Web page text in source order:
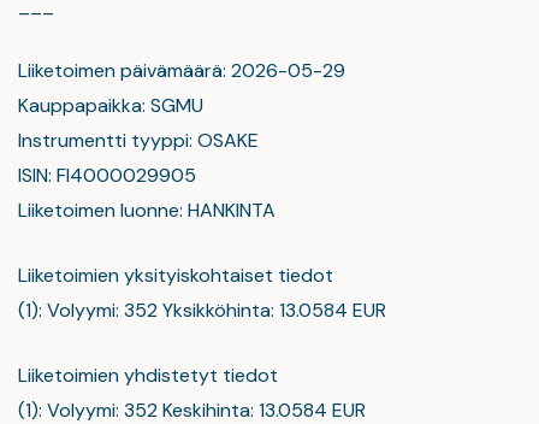
Liiketoimen päivämäärä: 2026-05-29
Kauppapaikka: SGMU
Instrumentti tyyppi: OSAKE
ISIN: FI4000029905
Liiketoimen luonne: HANKINTA
Liiketoimien yksityiskohtaiset tiedot
(1): Volyymi: 352 Yksikköhinta: 13.0584 EUR
Liiketoimien yhdistetyt tiedot
(1): Volyymi: 352 Keskihinta: 13.0584 EUR